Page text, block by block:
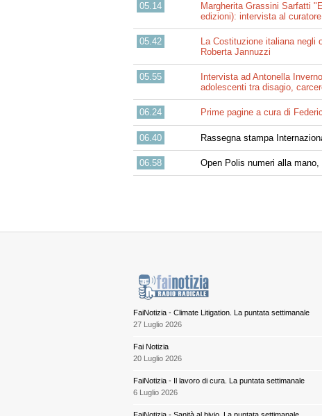
05.14
Margherita Grassini Sarfatti
edizioni): intervista al
05.42
La Costituzione italiana negli
Roberta Jannuzzi
05.55
Intervista ad Antonella
adolescenti tra disagio,
06.24 Prime pagine a cura di
06.40 Rassegna stampa
06.58 Open Polis numeri alla
FaiNotizia - Climate Litigation. La puntata settimanale
27 Luglio 2026
Fai Notizia
20 Luglio 2026
FaiNotizia - Il lavoro di cura. La puntata settimanale
6 Luglio 2026